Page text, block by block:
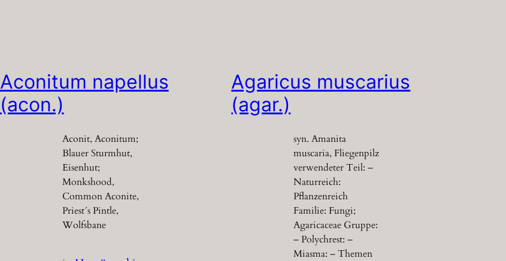
Aconitum napellus
(acon.)
Aconit, Aconitum;
Blauer Sturmhut,
Eisenhut;
Monkshood,
Common Aconite,
Priest´s Pintle,
Wolfsbane
Agaricus muscarius
(agar.)
syn. Amanita
muscaria, Fliegenpilz
verwendeter Teil: –
Naturreich:
Pflanzenreich
Familie: Fungi;
Agaricaceae Gruppe:
– Polychrest: –
Miasma: – Themen